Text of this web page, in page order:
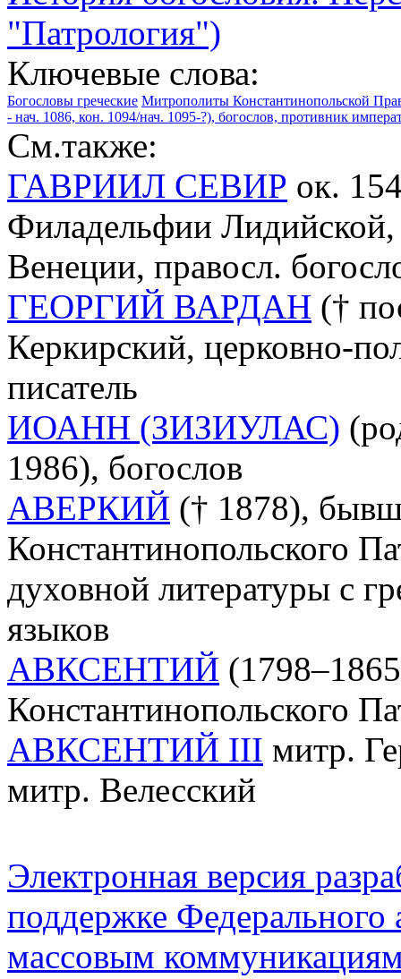
"Патрология")
Ключевые слова:
Богословы греческие Митрополиты Константинопольской
- нач. 1086, кон. 1094/нач. 1095-?), богослов, противник
См.также:
ГАВРИИЛ СЕВИР ок.
Филадельфии Лидийской,
Венеции, правосл.
ГЕОРГИЙ ВАРДАН (†
Керкирский, церковно-
писатель
ИОАНН (ЗИЗИУЛАС)
1986), богослов
АВЕРКИЙ († 1878),
Константинопольского
духовной литературы с
языков
АВКСЕНТИЙ
Константинопольского
АВКСЕНТИЙ III митр.
митр. Велесский
Электронная версия
поддержке Федерального
массовым